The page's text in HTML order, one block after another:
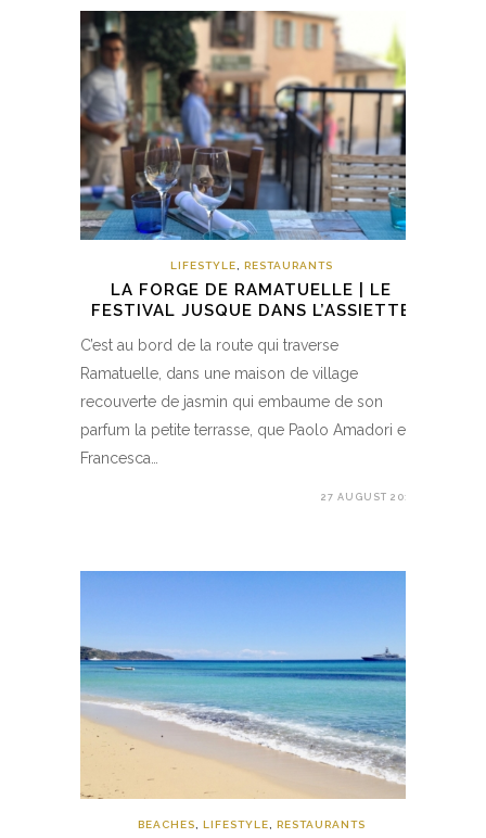
LIFESTYLE RESTAURANTS
LA FORGE DE RAMATUELLE | LE
FESTIVAL JUSQUE DANS L’ASSIETTE
C’est au bord de la route qui traverse
Ramatuelle, dans une maison de village
recouverte de jasmin qui embaume de son
parfum la petite terrasse, que Paolo Amadori et
Francesca…
27 AUGUST 2017
BEACHES LIFESTYLE RESTAURANTS